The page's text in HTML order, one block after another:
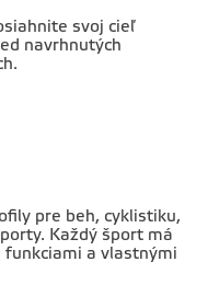
svoj cieľ
navrhnutých
pre beh, cyklistiku,
Každý šport má
funkciami a vlastnými